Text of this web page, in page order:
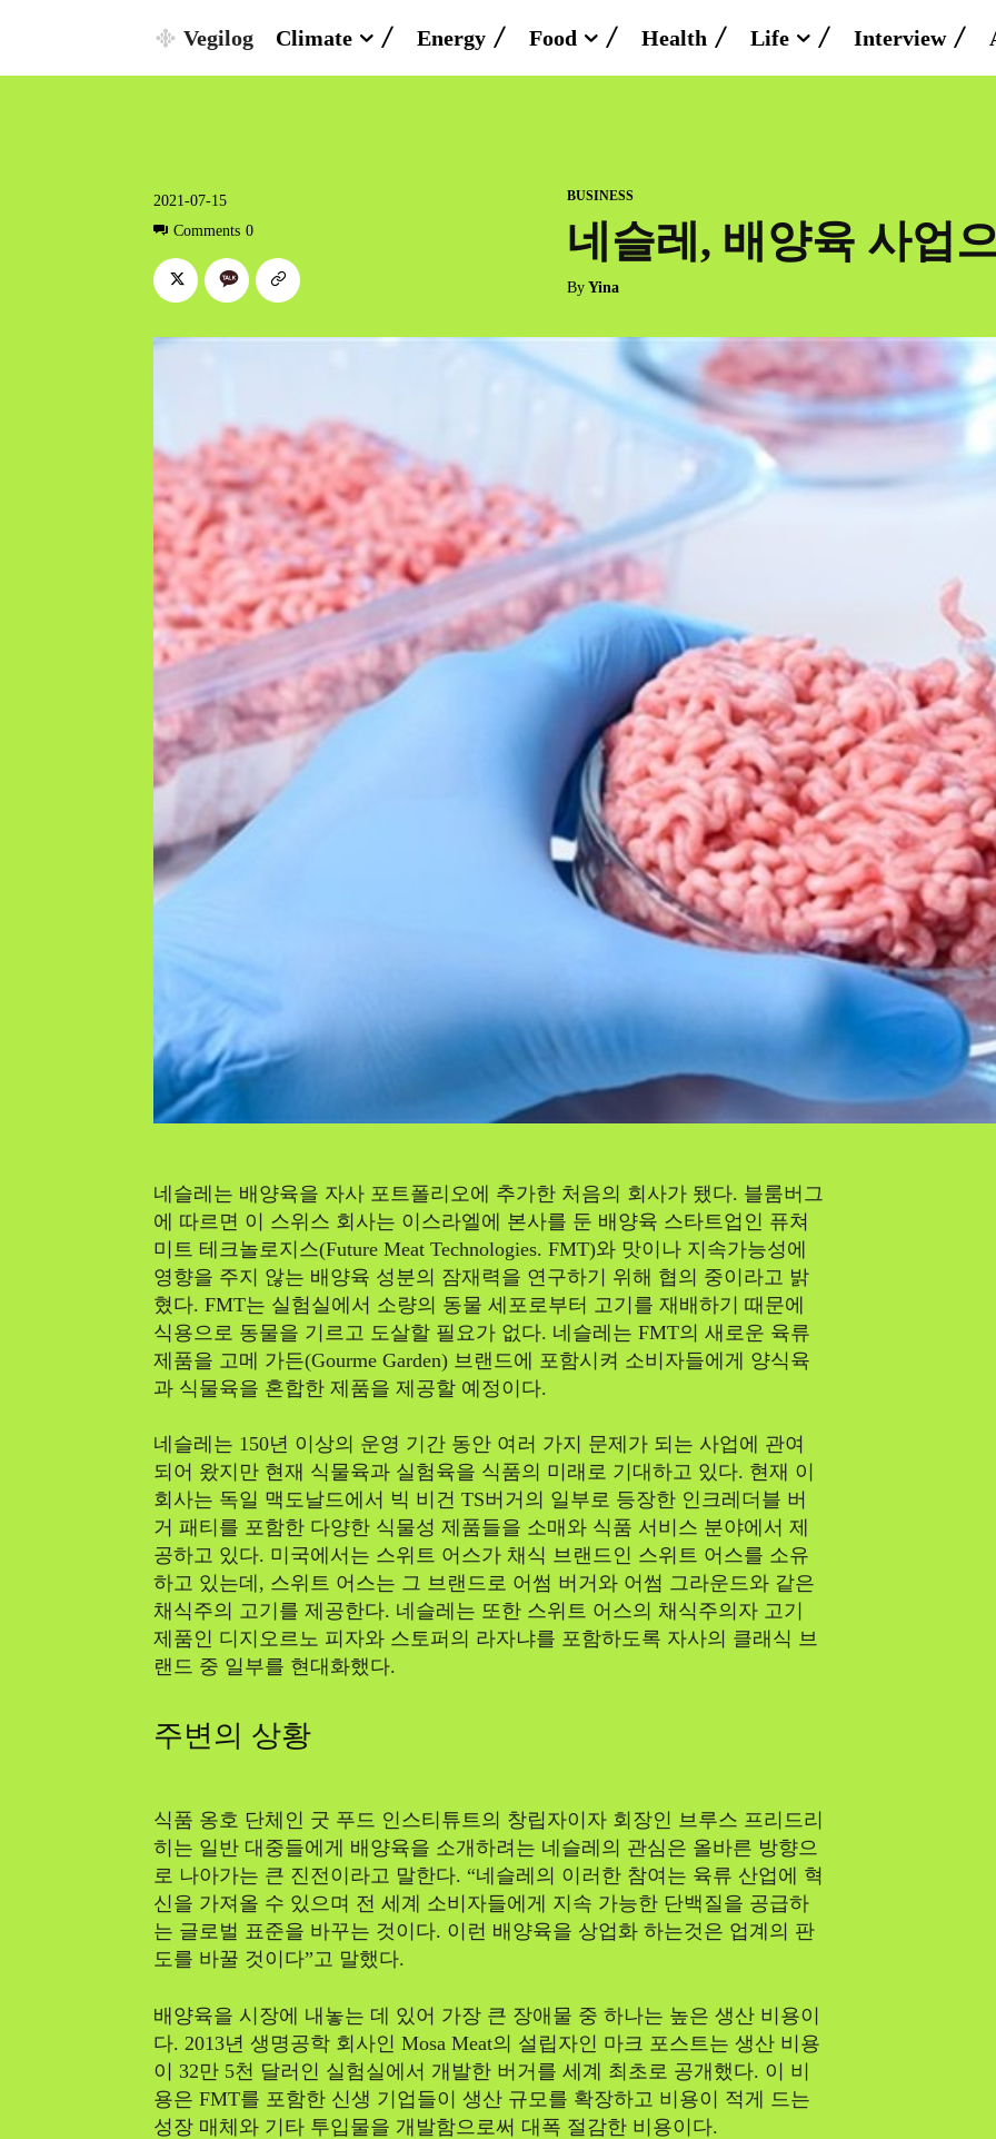
SEARCH...
Climate
Vegilog Climate Energy Food Health Life Interview
2021-07-15
Comments 0
BUSINESS
네슬레, 배양육 사업
By Yina
네슬레는 배양육을 자사 포트폴리오에 추가한 처음의 회사가 됐다. 블룸버그
에 따르면 이 스위스 회사는 이스라엘에 본사를 둔 배양육 스타트업인 퓨쳐
미트 테크놀로지스(Future Meat Technologies. FMT)와 맛이나 지속가능성에
영향을 주지 않는 배양육 성분의 잠재력을 연구하기 위해 협의 중이라고 밝
혔다. FMT는 실험실에서 소량의 동물 세포로부터 고기를 재배하기 때문에
식용으로 동물을 기르고 도살할 필요가 없다. 네슬레는 FMT의 새로운 육류
제품을 고메 가든(Gourme Garden) 브랜드에 포함시켜 소비자들에게 양식육
과 식물육을 혼합한 제품을 제공할 예정이다.
네슬레는 150년 이상의 운영 기간 동안 여러 가지 문제가 되는 사업에 관여
되어 왔지만 현재 식물육과 실험육을 식품의 미래로 기대하고 있다. 현재 이
회사는 독일 맥도날드에서 빅 비건 TS버거의 일부로 등장한 인크레더블 버
거 패티를 포함한 다양한 식물성 제품들을 소매와 식품 서비스 분야에서 제
공하고 있다. 미국에서는 스위트 어스가 채식 브랜드인 스위트 어스를 소유
하고 있는데, 스위트 어스는 그 브랜드로 어썸 버거와 어썸 그라운드와 같은
채식주의 고기를 제공한다. 네슬레는 또한 스위트 어스의 채식주의자 고기
제품인 디지오르노 피자와 스토퍼의 라자냐를 포함하도록 자사의 클래식 브
랜드 중 일부를 현대화했다.
주변의 상황
식품 옹호 단체인 굿 푸드 인스티튜트의 창립자이자 회장인 브루스 프리드리
히는 일반 대중들에게 배양육을 소개하려는 네슬레의 관심은 올바른 방향으
로 나아가는 큰 진전이라고 말한다. “네슬레의 이러한 참여는 육류 산업에 혁
신을 가져올 수 있으며 전 세계 소비자들에게 지속 가능한 단백질을 공급하
는 글로벌 표준을 바꾸는 것이다. 이런 배양육을 상업화 하는것은 업계의 판
도를 바꿀 것이다”고 말했다.
배양육을 시장에 내놓는 데 있어 가장 큰 장애물 중 하나는 높은 생산 비용이
다. 2013년 생명공학 회사인 Mosa Meat의 설립자인 마크 포스트는 생산 비용
이 32만 5천 달러인 실험실에서 개발한 버거를 세계 최초로 공개했다. 이 비
용은 FMT를 포함한 신생 기업들이 생산 규모를 확장하고 비용이 적게 드는
성장 매체와 기타 투입물을 개발함으로써 대폭 절감한 비용이다.